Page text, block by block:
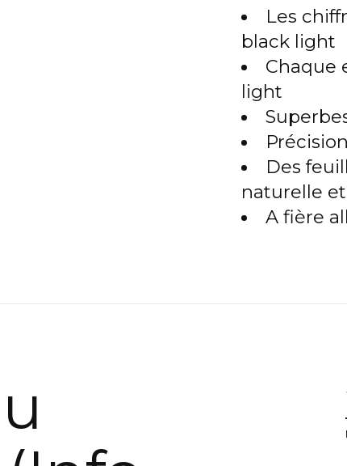
Les
black light
Chaque
light
Des
naturelle
A fière